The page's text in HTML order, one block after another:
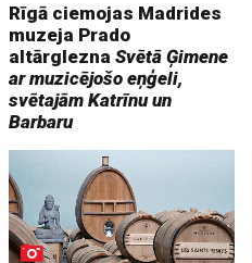
Rīgā ciemojas Madrides
muzeja Prado
altārgleznaSvētā Ģimene
ar muzicējošo eņģeli,
svētajām Katrīnu un
Barbaru